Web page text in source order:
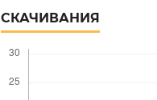
СКАЧИВАНИЯ